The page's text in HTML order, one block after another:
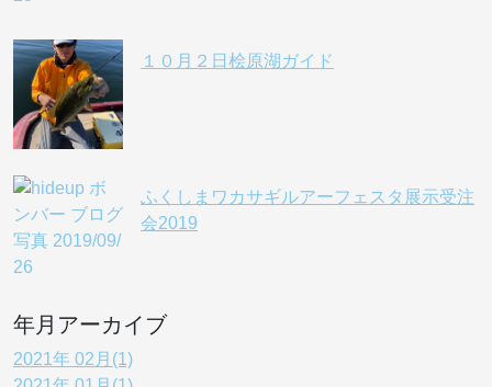
１０月２日桧原湖ガイド
ふくしまワカサギルアーフェスタ展示受注
会2019
年月アーカイブ
2021年 02月(1)